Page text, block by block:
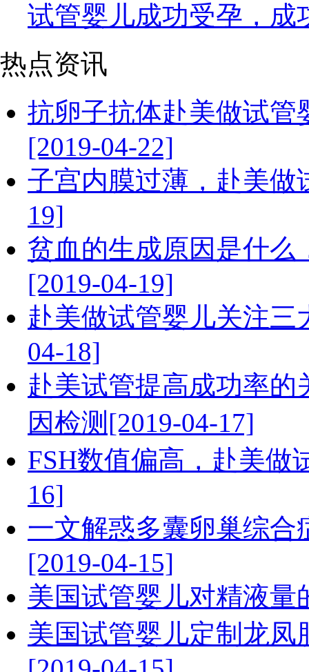
试管婴儿成功受孕，成
热点资讯
抗卵子抗体赴美做试管
[2019-04-22]
子宫内膜过薄，赴美做
19]
贫血的生成原因是什么
[2019-04-19]
赴美做试管婴儿关注
04-18]
赴美试管提高成功率的
因检测[2019-04-17]
FSH数值偏高，赴美做
16]
一文解惑多囊卵巢综合
[2019-04-15]
美国试管婴儿对精液量
美国试管婴儿定制龙